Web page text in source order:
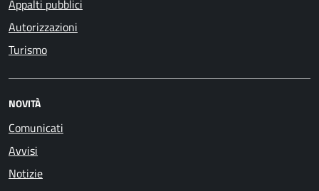
Appalti pubblici
Autorizzazioni
Turismo
NOVITÀ
Comunicati
Avvisi
Notizie